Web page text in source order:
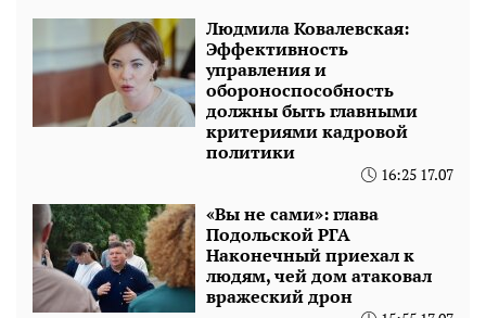
Людмила Ковалевская:
Эффективность
управления и
обороноспособность
должны быть главными
критериями кадровой
политики
16:25 17.07
«Вы не сами»: глава
Подольской РГА
Наконечный приехал к
людям, чей дом атаковал
вражеский дрон